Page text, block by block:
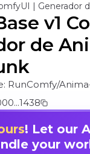
| Generador
v1
de
RunComfy/
! Let our
your